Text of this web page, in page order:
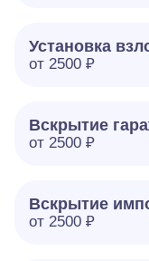
Установка
от 2500 ₽
Вскрытие
от 2500 ₽
Вскрытие
от 2500 ₽